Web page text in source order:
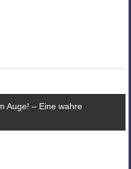
Auge! – Eine wahre